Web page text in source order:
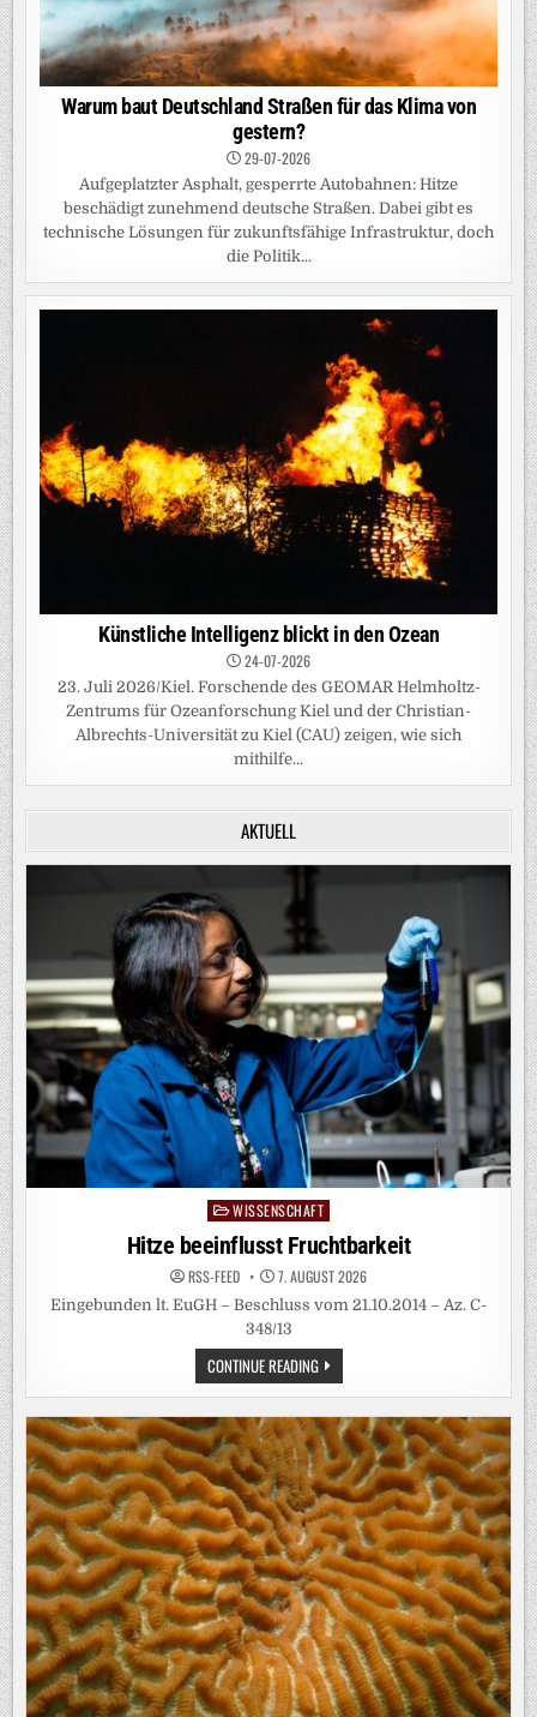
Warum baut Deutschland Straßen für das Klima von
gestern?
29-07-2026
Aufgeplatzter Asphalt, gesperrte Autobahnen: Hitze
beschädigt zunehmend deutsche Straßen. Dabei gibt es
technische Lösungen für zukunftsfähige Infrastruktur, doch
die Politik...
Künstliche Intelligenz blickt in den Ozean
24-07-2026
23. Juli 2026/Kiel. Forschende des GEOMAR Helmholtz-
Zentrums für Ozeanforschung Kiel und der Christian-
Albrechts-Universität zu Kiel (CAU) zeigen, wie sich
mithilfe...
AKTUELL
Posted
in
WISSENSCHAFT
Hitze beeinflusst Fruchtbarkeit
RSS-FEED 7. AUGUST 2026
Eingebunden lt. EuGH – Beschluss vom 21.10.2014 – Az. C-
348/13
CONTINUE READINGHITZE
BEEINFLUSST
FRUCHTBARKEIT